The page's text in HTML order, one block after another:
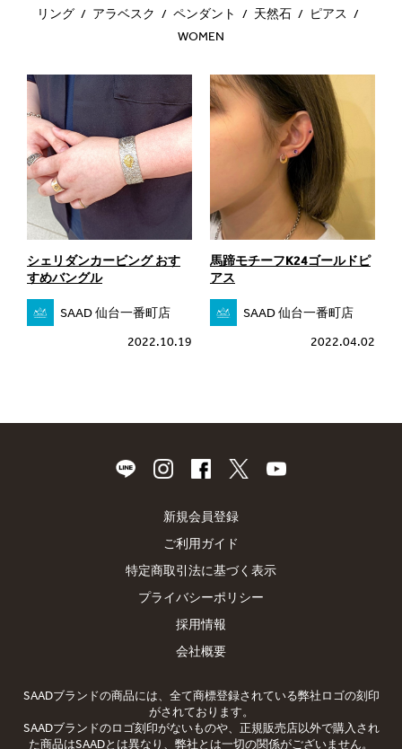
リング
アラベスク ペンダント 天然石
ピアス
WOMEN
シェリダンカービング おす
すめバングル
SAAD 仙台一番町店
2022.10.19
馬蹄モチーフK24ゴールドピ
アス
SAAD 仙台一番町店
2022.04.02
新規会員登録
ご利用ガイド
特定商取引法に基づく表示
プライバシーポリシー
採用情報
会社概要
SAADブランドの商品には、全て商標登録されている弊社ロゴの刻印
がされております。
SAADブランドのロゴ刻印がないものや、正規販売店以外で購入され
た商品はSAADとは異なり、弊社とは一切の関係がございません。